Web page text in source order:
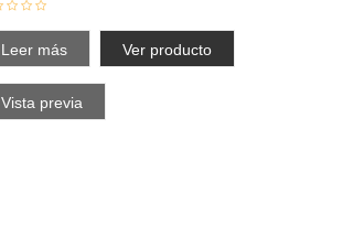
Leer más Ver producto
Vista previa